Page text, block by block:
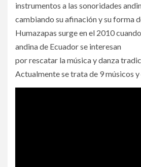
instrumentos a las sonoridades
cambiando su afinación y su forma
Humazapas surge en el 2010
andina de Ecuador se interesan
por rescatar la música y danza
Actualmente se trata de 9 músicos